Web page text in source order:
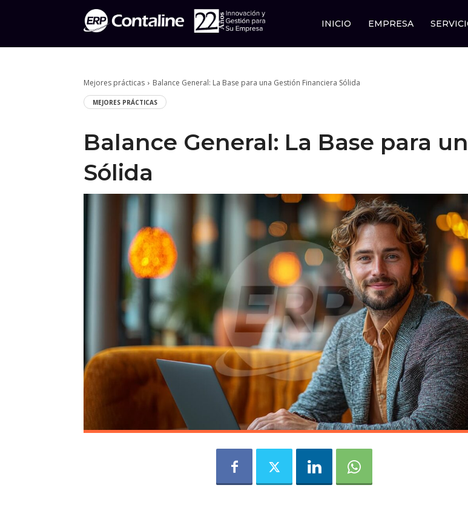
INICIO EMPRESA
Mejores prácticas Balance General: La Base para una Gestión Financiera Sólida
MEJORES PRÁCTICAS
Balance General: La Base para
Sólida